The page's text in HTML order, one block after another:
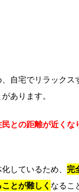
自宅でリラックス
あります。
民との距離が近くな
しているため、 完
とが難しく なるこ